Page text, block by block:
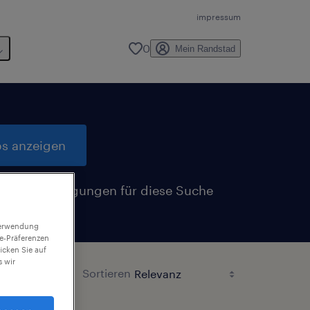
impressum
0 Mein Randstad
anzeigen
Benachrichtigungen für diese Suche
Sortieren
Präferenzen
Sie auf
wir